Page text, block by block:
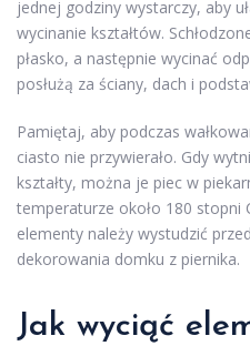
jednej godziny wystarczy, aby
wycinanie kształtów.
płasko, a następnie wycinać
posłużą za ściany, dach i
Pamiętaj, aby podczas
ciasto nie przywierało. Gdy
kształty, można je piec w
temperaturze około 180 stopni
elementy należy wystudzić
dekorowania domku z piernika.
Jak wyciąć